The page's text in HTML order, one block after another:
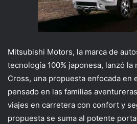
Mitsubishi Motors, la marca de
tecnología 100% japonesa, lanzó la
Cross, una propuesta enfocada en
pensado en las familias
viajes en carretera con confort y
propuesta se suma al potente